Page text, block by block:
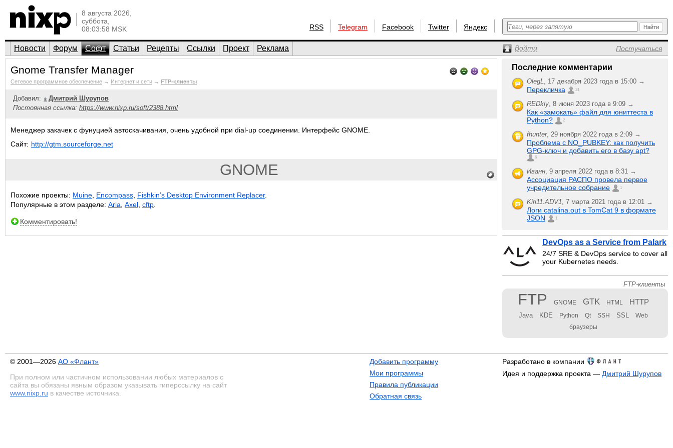
8 августа 2026,
суббота,
08:03:58 MSK
RSS Telegram Facebook Twitter Яндекс
Новости Форум Софт Статьи Рецепты Ссылки Проект Реклама Войти Постучаться
Gnome Transfer Manager
Сетевое программное обеспечение → Интернет и сети → FTP-клиенты
Добавил:
Дмитрий Шурупов
Постоянная ссылка: https://www.nixp.ru/soft/2388.html
Менеджер закачек с фунуцией автоскачивания, очень удобной при dial-up соединении. Интерфейс GNOME.
Сайт: http://gtm.sourceforge.net
GNOME
Похожие проекты: Muine Encompass Fishkin’s Desktop Environment Replacer.
Популярные в этом разделе: Aria Axel cftp
Комментировать!
Последние комментарии
OlegL, 17 декабря 2023 года в 15:00 →
Перекличка 21
REDkiy, 8 июня 2023 года в 9:09 →
Как «замокать» файл для юниттеста в
Python?
2
fhunter, 29 ноября 2022 года в 2:09 →
Проблема с NO_PUBKEY: как получить
GPG-ключ и добавить его в базу apt?
6
Иванн, 9 апреля 2022 года в 8:31 →
Ассоциация РАСПО провела первое
учредительное собрание
1
Kiri11.ADV1, 7 марта 2021 года в 12:01 →
Логи catalina.out в TomCat 9 в формате
JSON
1
DevOps as a Service from Palark
24/7 SRE & DevOps service to cover all
your Kubernetes needs.
FTP-клиенты
FTP GNOME GTK HTML HTTP
Java KDE Python Qt SSH SSL
Web
браузеры
© 2001—2026 АО «Флант»
При полном или частичном использовании любых материалов с
сайта вы обязаны явным образом указывать гиперссылку на сайт
www.nixp.ru в качестве источника.
Добавить программу
Мои программы
Правила публикации
Обратная связь
Разработано в компании
Идея и поддержка проекта — Дмитрий Шурупов